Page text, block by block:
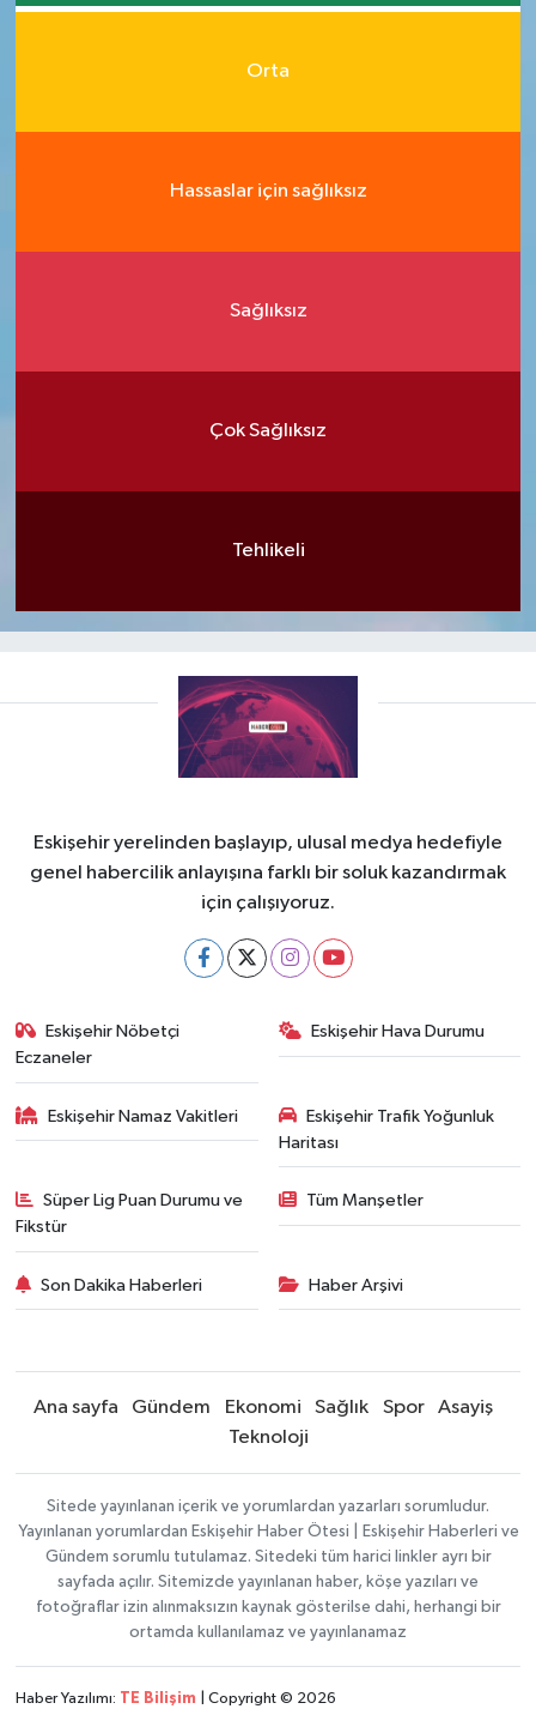
Orta
Hassaslar için sağlıksız
Sağlıksız
Çok Sağlıksız
Tehlikeli
Eskişehir yerelinden başlayıp, ulusal medya hedefiyle
genel habercilik anlayışına farklı bir soluk kazandırmak
için çalışıyoruz.
Eskişehir Nöbetçi
Eczaneler
Eskişehir Hava Durumu
Eskişehir Namaz Vakitleri
Eskişehir Trafik Yoğunluk
Haritası
Süper Lig Puan Durumu ve
Fikstür
Tüm Manşetler
Son Dakika Haberleri Haber Arşivi
Ana sayfa Gündem Ekonomi Sağlık Spor
Asayiş
Teknoloji
Sitede yayınlanan içerik ve yorumlardan yazarları sorumludur.
Yayınlanan yorumlardan Eskişehir Haber Ötesi | Eskişehir Haberleri ve
Gündem sorumlu tutulamaz. Sitedeki tüm harici linkler ayrı bir
sayfada açılır. Sitemizde yayınlanan haber, köşe yazıları ve
fotoğraflar izin alınmaksızın kaynak gösterilse dahi, herhangi bir
ortamda kullanılamaz ve yayınlanamaz
Haber Yazılımı: TE Bilişim | Copyright © 2026